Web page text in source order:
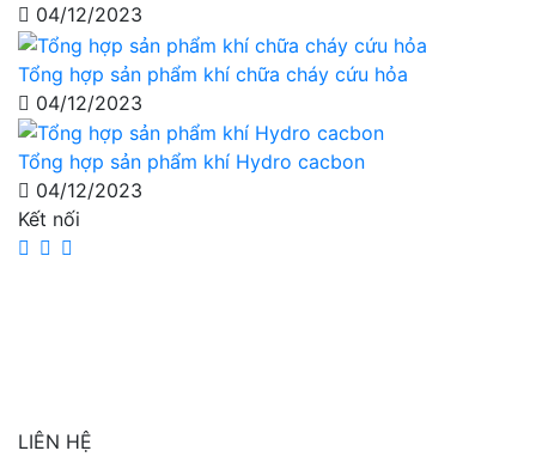
04/12/2023
Tổng hợp sản phẩm khí chữa cháy cứu hỏa
04/12/2023
Tổng hợp sản phẩm khí Hydro cacbon
04/12/2023
Kết nối
LIÊN HỆ